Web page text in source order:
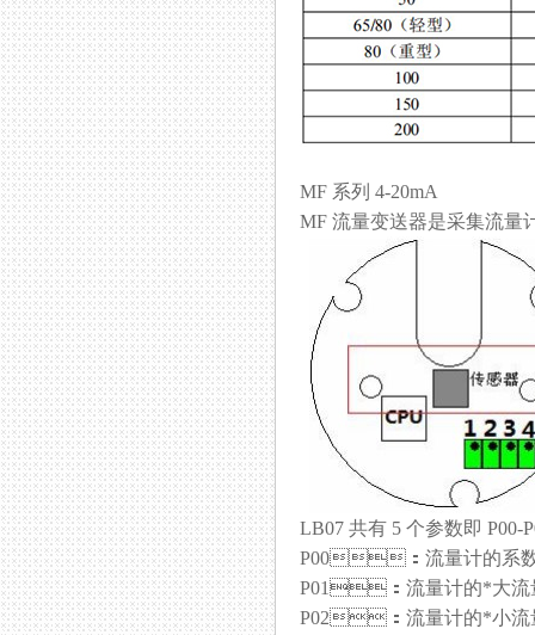
MF 系列 4-20mA
MF 流量变送器是采集流量
LB07 共有 5 个参数即 P00-
P00：流量计的系数（
P01：流量计的*大流
P02：流量计的*小流